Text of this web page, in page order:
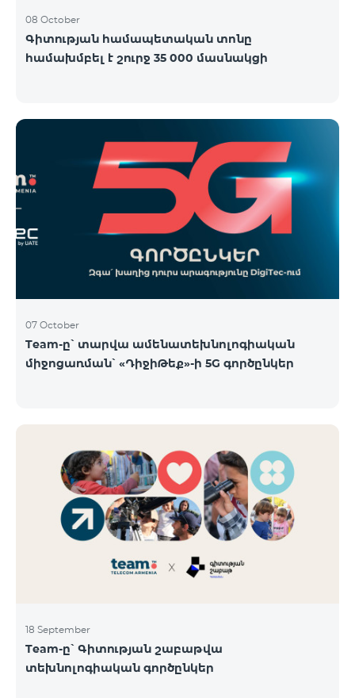
08 October
Գիտության համապետական տոնը
համախմբել է շուրջ 35 000 մասնակցի
07 October
Team-ը՝ տարվա ամենատեխնոլոգիական
միջոցառման՝ «ԴիջիԹեք»-ի 5G գործընկեր
18 September
Team-ը՝ Գիտության շաբաթվա
տեխնոլոգիական գործընկեր